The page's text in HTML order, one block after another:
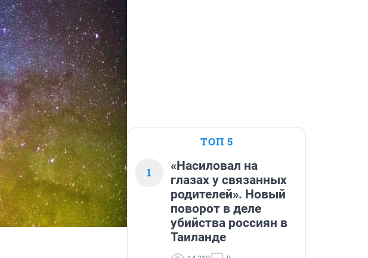
ТОП 5
1
«Насиловал на
глазах у связанных
родителей». Новый
поворот в деле
убийства россиян в
Таиланде